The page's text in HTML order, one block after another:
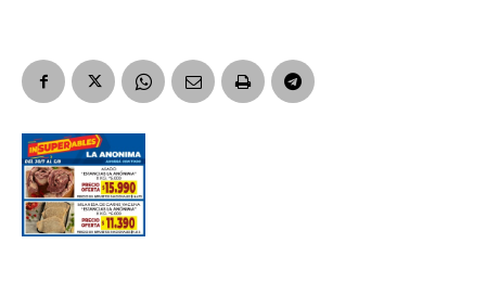
Nombre
Apellidos
Número de teléfono